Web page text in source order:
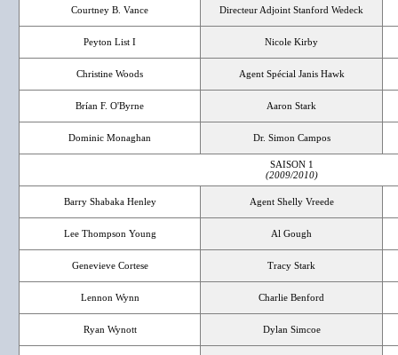
Courtney B. Vance Directeur Adjoint Stanford Wedeck
Peyton List I Nicole Kirby
Christine Woods Agent Spécial Janis Hawk
Brían F. O'Byrne Aaron Stark
Dominic Monaghan Dr. Simon Campos
SAISON 1
(2009/2010)
Barry Shabaka Henley Agent Shelly Vreede
Lee Thompson Young Al Gough
Genevieve Cortese Tracy Stark
Lennon Wynn Charlie Benford
Ryan Wynott Dylan Simcoe